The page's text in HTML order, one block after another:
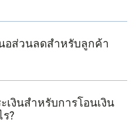
อส่วนลดสำหรับลูกค้า
เงินสำหรับการโอนเงิน
?